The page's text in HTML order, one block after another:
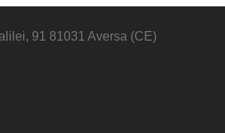
91 81031 Aversa (CE)